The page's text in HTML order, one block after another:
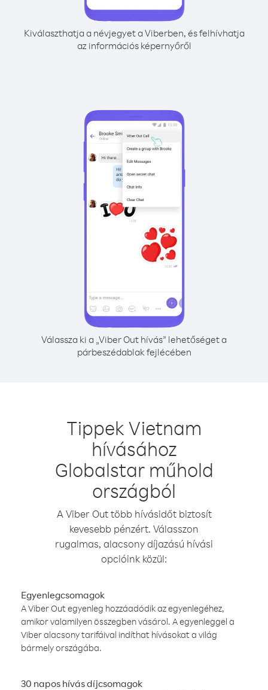
Kiválaszthatja a névjegyet a Viberben, és felhívhatja
az információs képernyőről
Válassza ki a „Viber Out hívás” lehetőséget a
párbeszédablak fejlécében
Tippek Vietnam
hívásához
Globalstar műhold
országból
A Viber Out több hívásidőt biztosít
kevesebb pénzért. Válasszon
rugalmas, alacsony díjazású hívási
opcióink közül:
Egyenlegcsomagok
A Viber Out egyenleg hozzáadódik az egyenlegéhez,
amikor valamilyen összegben vásárol. A egyenleggel a
Viber alacsony tarifáival indíthat hívásokat a világ
bármely országába.
30 napos hívás díjcsomagok